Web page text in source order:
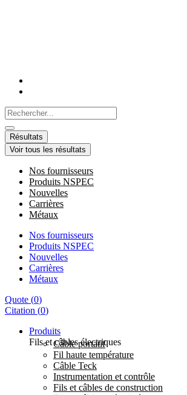
Search
...
Résultats
Voir tous les résultats
Nos fournisseurs
Produits NSPEC
Nouvelles
Carrières
Métaux
Nos fournisseurs
Produits NSPEC
Nouvelles
Carrières
Métaux
Quote (0)
Citation (0)
Produits
Fils et câbles électriques
Câble portatif
Fil haute température
Câble Teck
Instrumentation et contrôle
Fils et câbles de construction